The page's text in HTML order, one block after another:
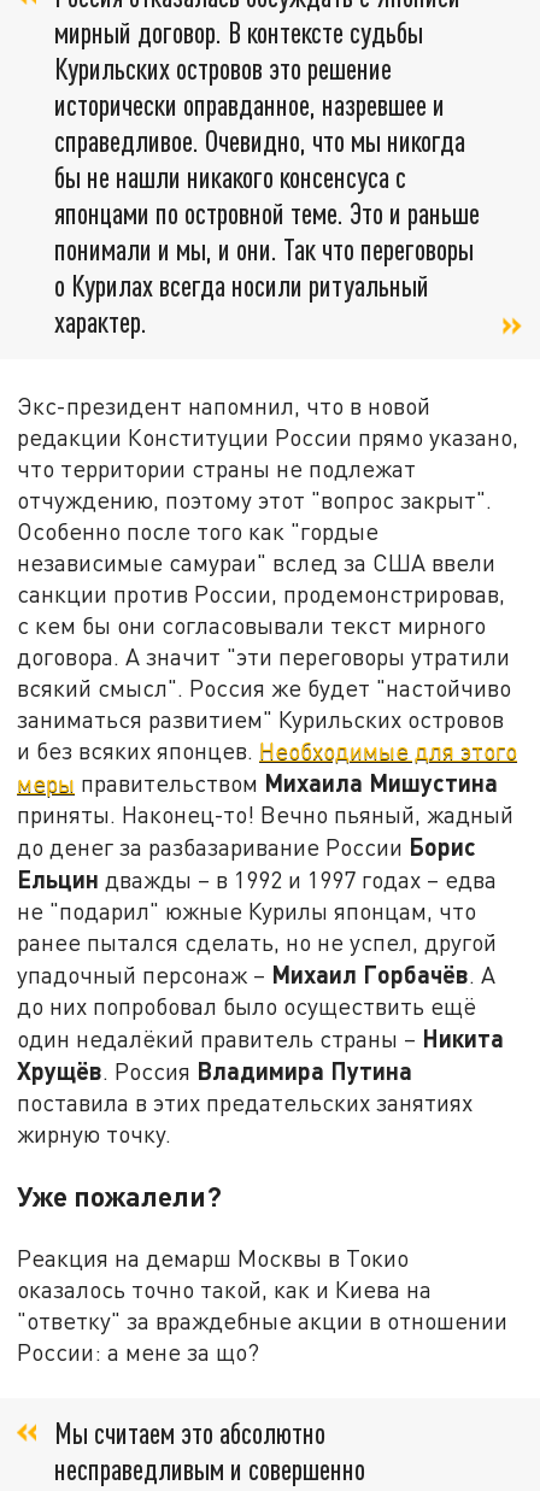
мирный договор. В контексте судьбы
Курильских островов это решение
исторически оправданное, назревшее и
справедливое. Очевидно, что мы никогда
бы не нашли никакого консенсуса с
японцами по островной теме. Это и раньше
понимали и мы, и они. Так что переговоры
о Курилах всегда носили ритуальный
характер.
Экс-президент напомнил, что в новой
редакции Конституции России прямо указано,
что территории страны не подлежат
отчуждению, поэтому этот "вопрос закрыт".
Особенно после того как "гордые
независимые самураи" вслед за США ввели
санкции против России, продемонстрировав,
с кем бы они согласовывали текст мирного
договора. А значит "эти переговоры утратили
всякий смысл". Россия же будет "настойчиво
заниматься развитием" Курильских островов
и без всяких японцев. Необходимые для этого
меры правительством Михаила Мишустина
приняты. Наконец-то! Вечно пьяный, жадный
до денег за разбазаривание России Борис
Ельцин дважды – в 1992 и 1997 годах – едва
не "подарил" южные Курилы японцам, что
ранее пытался сделать, но не успел, другой
упадочный персонаж – Михаил Горбачёв. А
до них попробовал было осуществить ещё
один недалёкий правитель страны – Никита
Хрущёв. Россия Владимира Путина
поставила в этих предательских занятиях
жирную точку.
Уже пожалели?
Реакция на демарш Москвы в Токио
оказалось точно такой, как и Киева на
"ответку" за враждебные акции в отношении
России: а мене за що?
Мы считаем это абсолютно
несправедливым и совершенно